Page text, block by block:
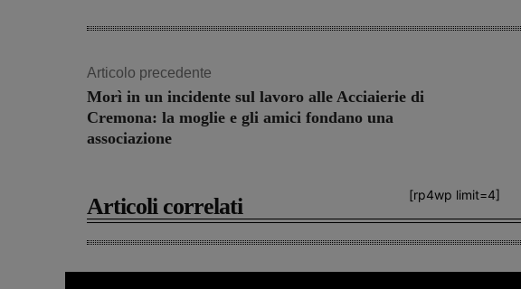
Articolo precedente
Morì in un incidente sul lavoro alle Acciaierie di
Cremona: la moglie e gli amici fondano una
associazione
[rp4wp limit=4]
Articoli correlati